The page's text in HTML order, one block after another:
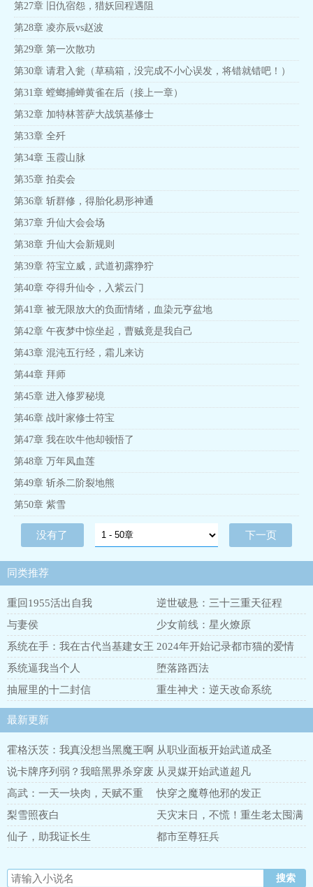
第27章 旧仇宿怨，猎妖回程遇阻
第28章 凌亦辰vs赵波
第29章 第一次散功
第30章 请君入瓮（草稿箱，没完成不小心误发，将错就错吧！）
第31章 螳螂捕蝉黄雀在后（接上一章）
第32章 加特林菩萨大战筑基修士
第33章 全歼
第34章 玉霞山脉
第35章 拍卖会
第36章 斩群修，得胎化易形神通
第37章 升仙大会会场
第38章 升仙大会新规则
第39章 符宝立威，武道初露狰狞
第40章 夺得升仙令，入紫云门
第41章 被无限放大的负面情绪，血染元亨盆地
第42章 午夜梦中惊坐起，曹贼竟是我自己
第43章 混沌五行经，霜儿来访
第44章 拜师
第45章 进入修罗秘境
第46章 战叶家修士符宝
第47章 我在吹牛他却顿悟了
第48章 万年凤血莲
第49章 斩杀二阶裂地熊
第50章 紫雪
没有了 下一页
同类推荐
重回1955活出自我
逆世破悬：三十三重天征程
与妻侯
少女前线：星火燎原
系统在手：我在古代当基建女王 2024年开始记录都市猫的爱情
系统逼我当个人
堕落路西法
抽屉里的十二封信
重生神犬：逆天改命系统
最新更新
霍格沃茨：我真没想当黑魔王啊 从职业面板开始武道成圣
说卡牌序列弱？我暗黑界杀穿废
土
从灵媒开始武道超凡
高武：一天一块肉，天赋不重
要！
快穿之魔尊他邪的发正
梨雪照夜白
天灾末日，不慌！重生老太囤满
千亿物资
仙子，助我证长生 都市至尊狂兵